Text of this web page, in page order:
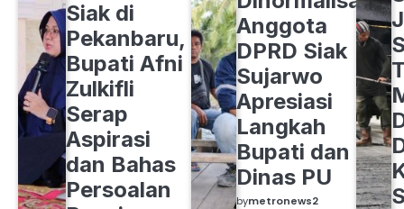
Siak di
Pekanbaru,
Bupati Afni
Zulkifli
Serap
Aspirasi
dan Bahas
Persoalan
Anggota
DPRD Siak
Sujarwo
Apresiasi
Langkah
Bupati dan
Dinas PU
bymetronews2